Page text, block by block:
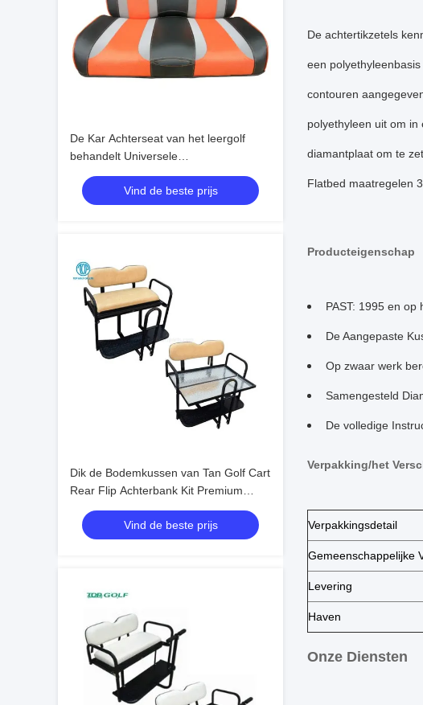
De Kar Achterseat van het leergolf
behandelt Universele
Achtervervangingskussens
Vind de beste prijs
Dik de Bodemkussen van Tan Golf Cart
Rear Flip Achterbank Kit Premium
3.5Inch
Vind de beste prijs
De achtertikzetels
een
contouren
polyethyleen uit om
diamantplaat om te
Flatbed maatregelen
Producteigenschap
PAST: 1995 en op
De Aangepaste
Op zwaar werk
Samengesteld
De volledige
Verpakking/het
Verpakkingsdetail
Gemeenschappelijke
Levering
Haven
Onze Diensten